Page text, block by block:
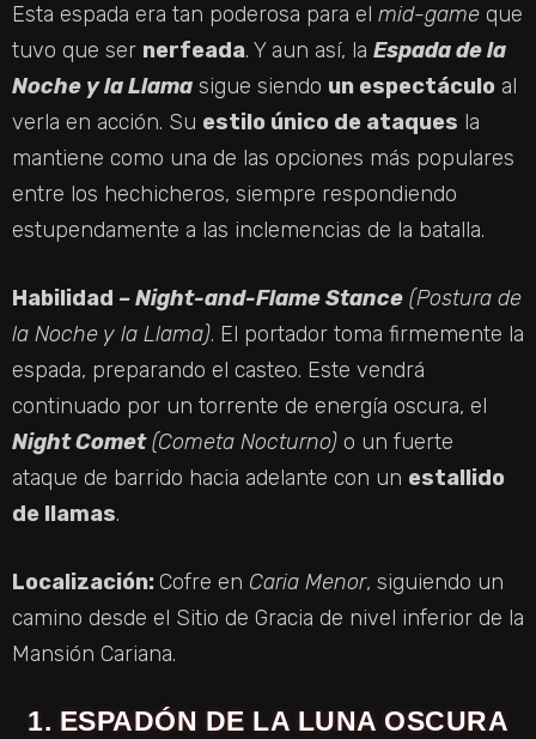
Esta espada era tan poderosa para el mid-game que
tuvo que ser nerfeada. Y aun así, la Espada de la
Noche y la Llama sigue siendo un espectáculo al
verla en acción. Su estilo único de ataques la
mantiene como una de las opciones más populares
entre los hechicheros, siempre respondiendo
estupendamente a las inclemencias de la batalla.
Habilidad – Night-and-Flame Stance (Postura de
la Noche y la Llama). El portador toma firmemente la
espada, preparando el casteo. Este vendrá
continuado por un torrente de energía oscura, el
Night Comet (Cometa Nocturno) o un fuerte
ataque de barrido hacia adelante con un estallido
de llamas.
Localización:Cofre en Caria Menor, siguiendo un
camino desde el Sitio de Gracia de nivel inferior de la
Mansión Cariana.
1. ESPADÓN DE LA LUNA OSCURA